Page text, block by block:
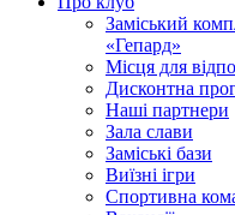
Заміський
«Гепард»
Місця для
Дисконтна
Наші партнери
Зала слави
Заміські бази
Виїзні ігри
Спортивна